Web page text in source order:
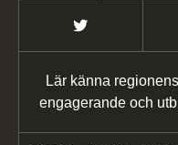
Lär känna
engagerande och